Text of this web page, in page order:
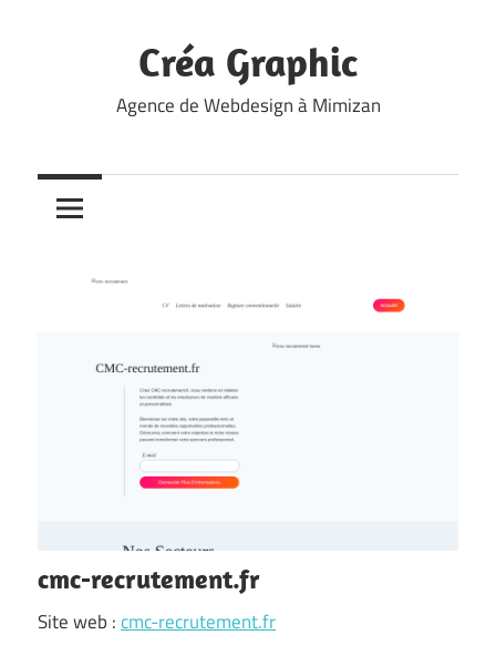
Créa Graphic
Agence de Webdesign à Mimizan
cmc-recrutement.fr
Site web :cmc-recrutement.fr